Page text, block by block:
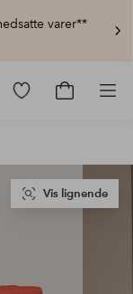
varer**
Gå
Gå
Vis lignende